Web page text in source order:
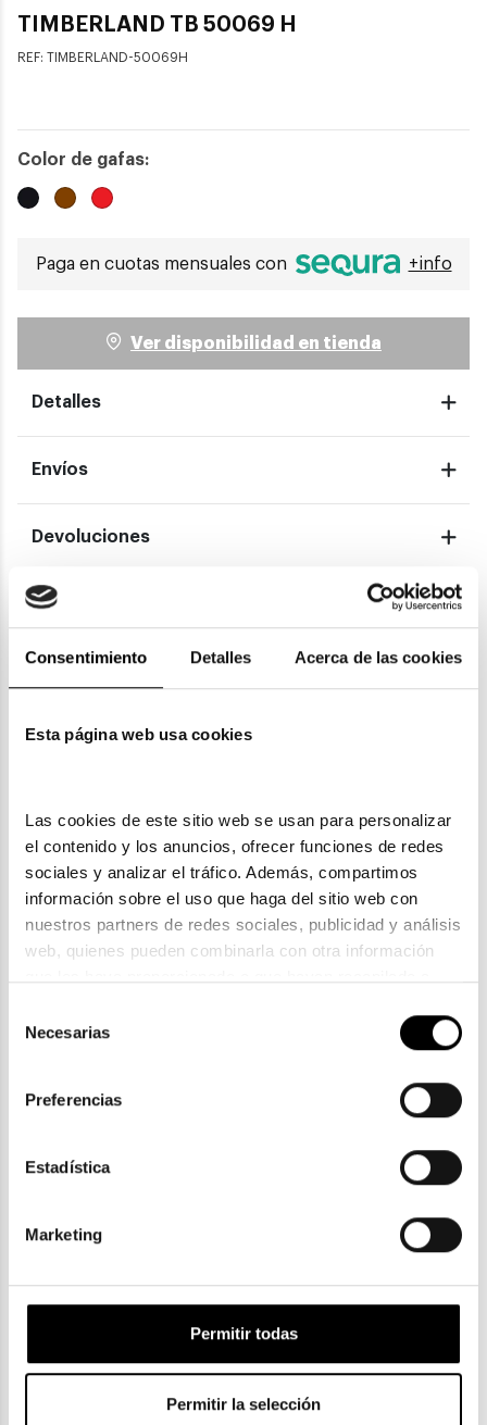
Consentimiento Detalles Acerca de las cookies
Esta página web usa cookies
Las cookies de este sitio web se usan para personalizar
el contenido y los anuncios, ofrecer funciones de redes
sociales y analizar el tráfico. Además, compartimos
información sobre el uso que haga del sitio web con
nuestros partners de redes sociales, publicidad y análisis
web, quienes pueden combinarla con otra información
la política de privacidad en el siguiente
. Consulta
Necesarias
Preferencias
Estadística
Marketing
Permitir todas
Permitir la selección
TIMBERLAND TB 50069 H
REF: TIMBERLAND-50069H
Color de gafas:
Paga en cuotas mensuales con +info
Ver disponibilidad en tienda
Detalles
Envíos
Devoluciones
Garantías
Timberland
2 colores
CLICK & COLLECT
Recogida en tienda